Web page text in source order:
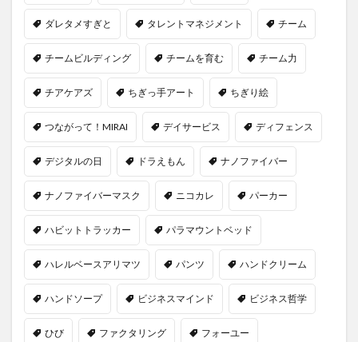
ダレタメすぎと タレントマネジメント チーム
チームビルディング チームを育む チーム力
チアケアズ ちぎっ手アート ちぎり絵
つながって！MIRAI デイサービス ディフェンス
デジタルの日 ドラえもん ナノファイバー
ナノファイバーマスク ニコカレ パーカー
ハビットトラッカー パラマウントベッド
ハレルベースアリマツ パンツ ハンドクリーム
ハンドソープ ビジネスマインド ビジネス哲学
ひび ファクタリング フォーユー